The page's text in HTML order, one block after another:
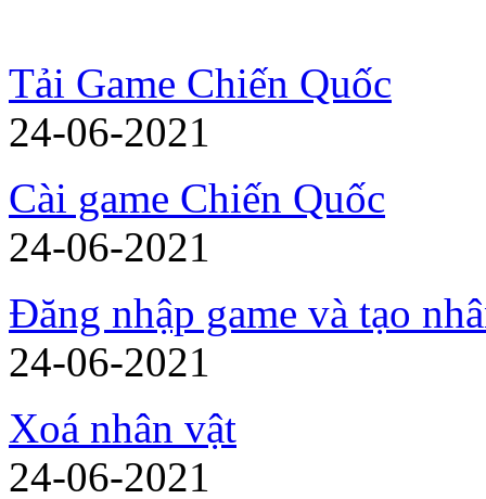
Tải Game Chiến Quốc
24-06-2021
Cài game Chiến Quốc
24-06-2021
Đăng nhập game và tạo
24-06-2021
Xoá nhân vật
24-06-2021